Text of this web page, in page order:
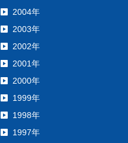
2004年
2003年
2002年
2001年
2000年
1999年
1998年
1997年